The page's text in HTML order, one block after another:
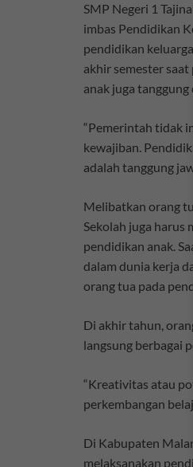
SMP Negeri 1
imbas Pendidikan
pendidikan
akhir semester
anak juga
“Pemerintah tidak
kewajiban.
adalah tanggung
Melibatkan orang
Sekolah juga harus
pendidikan anak.
dalam dunia kerja
orang tua pada
Di akhir tahun,
langsung berbagai
“Kreativitas atau
perkembangan
Di Kabupaten
melaksanakan